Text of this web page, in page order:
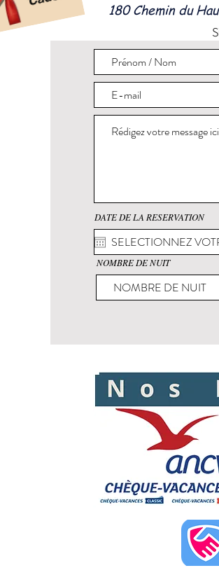
180 Chemin du
DATE DE LA RESERVATION
NOMBRE DE NUIT